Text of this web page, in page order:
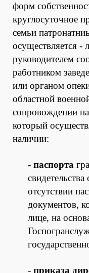
форм
круглосуточное
семьи
осуществляется
руководителем
работником
или органом
областной
сопровождении
который
наличии:
- паспорта
отсутствии
документов,
лице, на
- приказа